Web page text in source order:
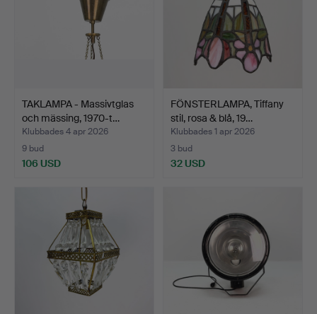
TAKLAMPA - Massivtglas
och mässing, 1970-t…
Klubbades 4 apr 2026
9 bud
106 USD
FÖNSTERLAMPA, Tiffany
stil, rosa & blå, 19…
Klubbades 1 apr 2026
3 bud
32 USD